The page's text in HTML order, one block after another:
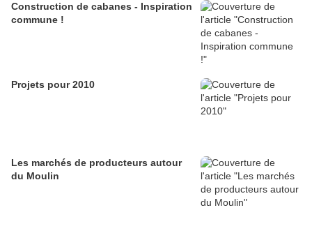
Construction de cabanes - Inspiration
commune !
Projets pour 2010
Les marchés de producteurs autour
du Moulin